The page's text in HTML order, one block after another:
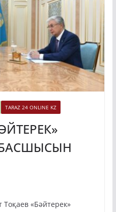
TARAZ 24 ONLINE KZ
«Бәйтерек»